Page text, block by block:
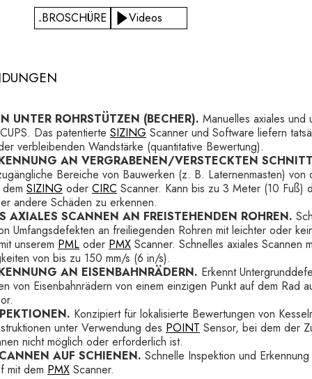
BROSCHÜRE
Videos
UNTER ROHRSTÜTZEN (BECHER). Manuelles axiales und
Das patentierte SIZING Scanner und Software liefern
verbleibenden Wandstärke (quantitative Bewertung).
AN VERGRABENEN/VERSTECKTEN
Bereiche von Bauwerken (z. B. Laternenmasten) von
SIZING oder CIRC Scanner. Kann bis zu 3 Meter (10 Fuß)
andere Schäden zu erkennen.
AXIALES SCANNEN AN FREISTEHENDEN ROHREN.
Umfangsdefekten an freiliegenden Rohren mit leichter oder
unserem PML oder PMX Scanner. Schnelles axiales Scannen
von bis zu 150 mm/s (6 in/s).
AN EISENBAHNRÄDERN. Erkennt
von Eisenbahnrädern von einem einzigen Punkt auf dem Rad
Konzipiert für lokalisierte Bewertungen von
unter Verwendung des POINT Sensor, bei dem der
nicht möglich oder erforderlich ist.
AUF SCHIENEN. Schnelle Inspektion und
mit dem PMX Scanner.